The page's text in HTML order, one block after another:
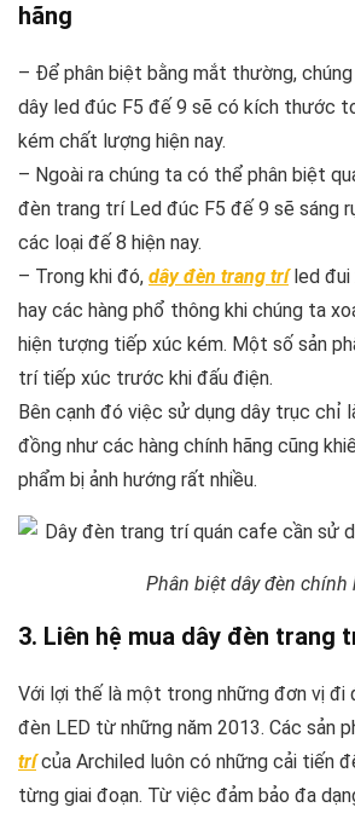
hãng
– Để phân biệt bằng mắt thường,
dây led đúc F5 đế 9 sẽ có kích thước
kém chất lượng hiện nay.
– Ngoài ra chúng ta có thể phân biệt
đèn trang trí Led đúc F5 đế 9 sẽ sáng
các loại đế 8 hiện nay.
– Trong khi đó, dây đèn trang tríled đui
hay các hàng phổ thông khi chúng ta
hiện tượng tiếp xúc kém. Một số sản
trí tiếp xúc trước khi đấu điện.
Bên cạnh đó việc sử dụng dây trục chỉ
đồng như các hàng chính hãng cũng
phẩm bị ảnh hướng rất nhiều.
Phân biệt dây đèn chính
3. Liên hệ mua dây đèn trang
Với lợi thế là một trong những đơn vị đi
đèn LED từ những năm 2013. Các sản
trícủa Archiled luôn có những cải tiến
từng giai đoạn. Từ việc đảm bảo đa